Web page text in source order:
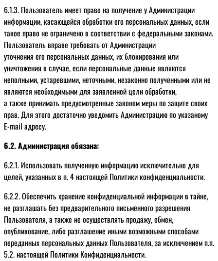
6.1.3. Пользователь имеет право на получение у Администрации
информации, касающейся обработки его персональных данных, если
такое право не ограничено в соответствии с федеральными законами.
Пользователь вправе требовать от Администрации
уточнения его персональных данных, их блокирования или
уничтожения в случае, если персональные данные являются
неполными, устаревшими, неточными, незаконно полученными или не
являются необходимыми для заявленной цели обработки,
а также принимать предусмотренные законом меры по защите своих
прав. Для этого достаточно уведомить Администрацию по указаному
E-mail адресу.
6.2. Администрация обязана:
6.2.1. Использовать полученную информацию исключительно для
целей, указанных в п. 4 настоящей Политики конфиденциальности.
6.2.2. Обеспечить хранение конфиденциальной информации в тайне,
не разглашать без предварительного письменного разрешения
Пользователя, а также не осуществлять продажу, обмен,
опубликование, либо разглашение иными возможными способами
переданных персональных данных Пользователя, за исключением п.п.
5.2. настоящей Политики Конфиденциальности.